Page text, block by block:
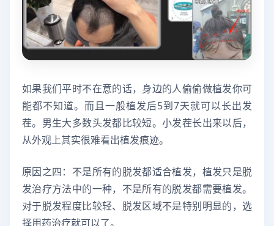
如果我们平时不在意的话，身边的人偷偷做植发你可
能都不知道。而且一般植发后5到7天就可以长出发
茬。男生大多数头发都比较短。小发茬长出来以后，
从外观上其实很难看出植发痕迹。
原因之四：不是所有的脱发都适合植发，植发只是脱
发治疗方法中的一种，不是所有的脱发都需要植发。
对于脱发程度比较轻、脱发区域不是特别明显的，选
择用药治疗就可以了。